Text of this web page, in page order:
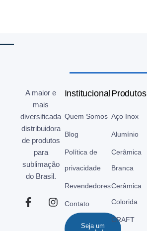
A maior e
mais
diversificada
distribuidora
de produtos
para
sublimação
do Brasil.
Institucional
Quem Somos
Blog
Política de
privacidade
Revendedores
Contato
Seja um
Produtos
Aço Inox
Alumínio
Cerâmica
Branca
Cerâmica
Colorida
CRAFT